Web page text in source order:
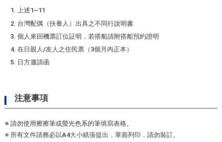
上述1~11
台灣配偶（扶養人）出具之不同行說明書
個人來回機票訂位証明，若搭船請附搭船預約證明
在日親人/友人之住民票（3個月內正本）
日方邀請函
注意事項
※ 請勿使用擦擦筆或螢光色系的筆填寫表格。
※ 所有文件請務必以A4大小紙張提出，單面列印，請勿裝訂。